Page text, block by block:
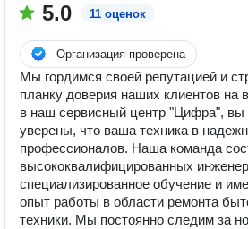
5.0 11 оценок
Организация проверена
Мы гордимся своей репутацией и
планку доверия наших клиентов
в наш сервисный центр "Цифра",
уверены, что ваша техника в
профессионалов. Наша команда
высококвалифицированных
специализированное обучение и
опыт работы в области ремонта
техники. Мы постоянно следим за